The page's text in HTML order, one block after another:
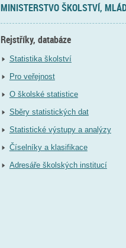
MINISTERSTVO ŠKOLSTVÍ,
Rejstříky, databáze
Statistika školství
Pro veřejnost
O školské statistice
Sběry statistických dat
Statistické výstupy a analýzy
Číselníky a klasifikace
Adresáře školských institucí